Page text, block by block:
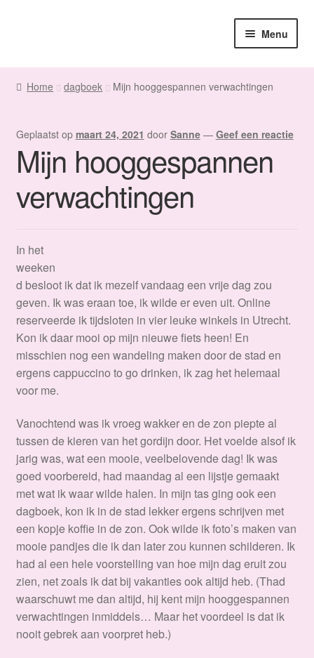
navigatie
inhoud
Menu
Home
Maatwerk
Winkel
Contact
Home dagboek Mijn hooggespannen verwachtingen
Geplaatst op maart 24, 2021 door Sanne — Geef een reactie
Mijn hooggespannen
verwachtingen
In het
weeken
d besloot ik dat ik mezelf vandaag een vrije dag zou
geven. Ik was eraan toe, ik wilde er even uit. Online
reserveerde ik tijdsloten in vier leuke winkels in Utrecht.
Kon ik daar mooi op mijn nieuwe fiets heen! En
misschien nog een wandeling maken door de stad en
ergens cappuccino to go drinken, ik zag het helemaal
voor me.
Vanochtend was ik vroeg wakker en de zon piepte al
tussen de kieren van het gordijn door. Het voelde alsof ik
jarig was, wat een mooie, veelbelovende dag! Ik was
goed voorbereid, had maandag al een lijstje gemaakt
met wat ik waar wilde halen. In mijn tas ging ook een
dagboek, kon ik in de stad lekker ergens schrijven met
een kopje koffie in de zon. Ook wilde ik foto’s maken van
mooie pandjes die ik dan later zou kunnen schilderen. Ik
had al een hele voorstelling van hoe mijn dag eruit zou
zien, net zoals ik dat bij vakanties ook altijd heb. (Thad
waarschuwt me dan altijd, hij kent mijn hooggespannen
verwachtingen inmiddels… Maar het voordeel is dat ik
nooit gebrek aan voorpret heb.)